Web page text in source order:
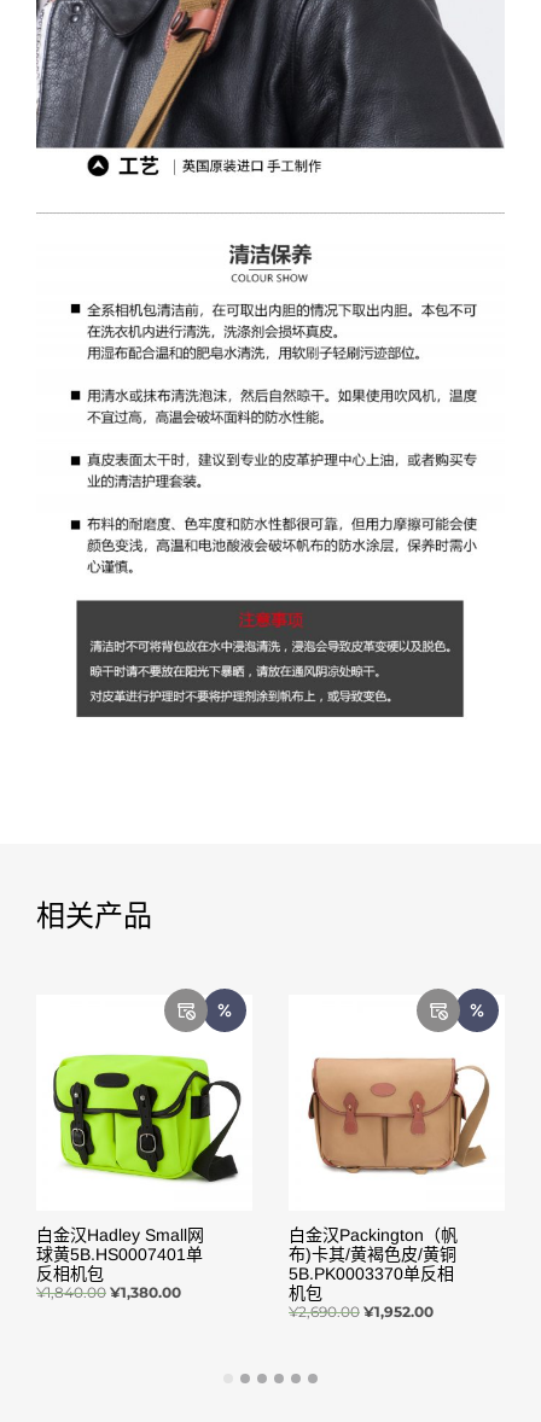
相关产品
白金汉Hadley Small网
球黄5B.HS0007401单
反相机包
¥1,840.00 ¥1,380.00
白金汉Packington（帆
布)卡其/黄褐色皮/黄铜
5B.PK0003370单反相
机包
¥2,690.00 ¥1,952.00